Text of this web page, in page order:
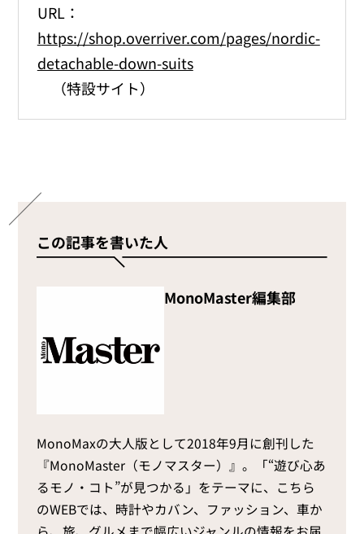
URL：
https://shop.overriver.com/pages/nordic-
detachable-down-suits
（特設サイト）
この記事を書いた人
MonoMaster編集部
MonoMaxの大人版として2018年9月に創刊した
『MonoMaster（モノマスター）』。「“遊び心あ
るモノ・コト”が見つかる」をテーマに、こちら
のWEBでは、時計やカバン、ファッション、車か